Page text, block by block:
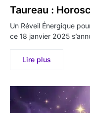
Taureau :
Un Réveil Énergique
ce 18 janvier 2025
Lire plus